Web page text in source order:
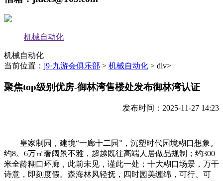
机械自动化
机械自动化
当前位置： j9·九游会俱乐部 > 机械自动化 > div>
聚焦top级别优房-御林湾售楼处发布御林湾认证
发布时间：2025-11-27 14:23
皇家制园，建境“一廊十二园”，沉塑时代园境糊口想象。
约8。6万㎡奢阔景不雅，超越既往高端人居做品规制；约300
米全龄糊口环廊，此前未见，谨此一处；十大糊口场景，万干
诗意，即刻度假。森海林风轻抚，四时园美缠绵，可行、可